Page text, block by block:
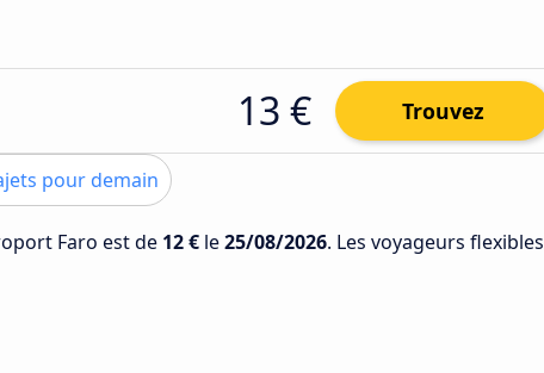
13 € Trouvez
pour demain
Faro est de 12 € le25/08/2026. Les voyageurs flexibles